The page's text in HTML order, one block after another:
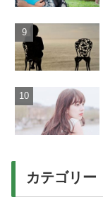
カテゴリー